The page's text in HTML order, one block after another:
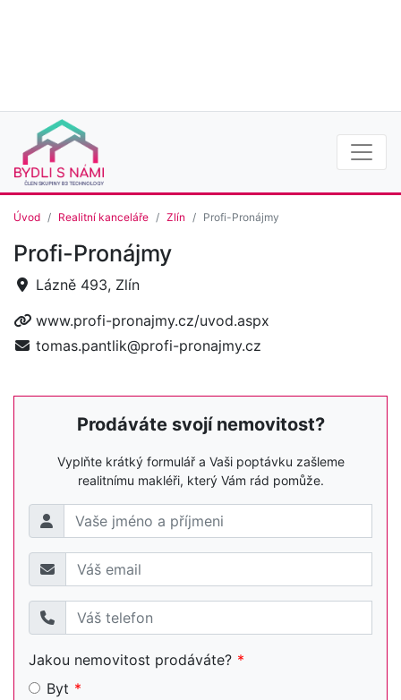
Úvod Realitní kanceláře Zlín Profi-Pronájmy
Profi-Pronájmy
Lázně 493, Zlín
www.profi-pronajmy.cz/uvod.aspx
tomas.pantlik@profi-pronajmy.cz
Prodáváte svojí nemovitost?
Vyplňte krátký formulář a Vaši poptávku zašleme
realitnímu makléři, který Vám rád pomůže.
Jakou nemovitost prodáváte?
Byt